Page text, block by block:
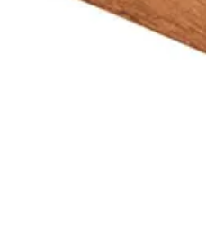
(duurzaamheidsklasse 1),
de palen zijn dan ook
met olie, zodat het